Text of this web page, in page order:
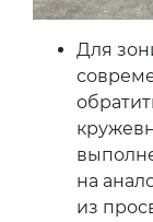
Для
на
из